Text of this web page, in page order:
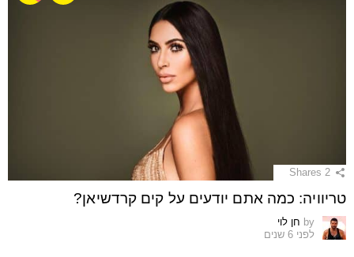
2
Shares
טריוויה: כמה אתם יודעים על קים קרדשיאן?
by חן לוי
לפני 6 שנים